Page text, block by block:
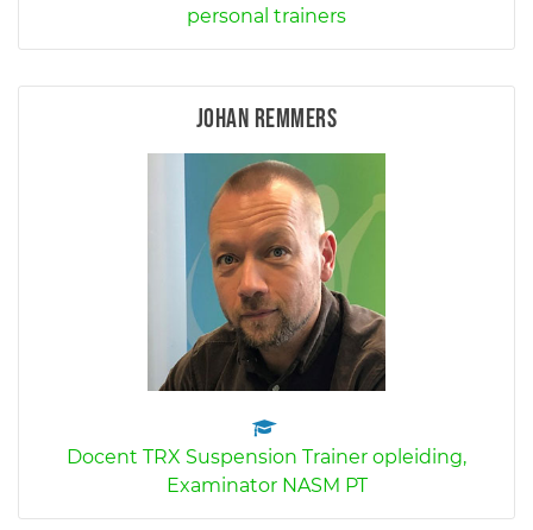
personal trainers
Johan Remmers
Docent TRX Suspension Trainer opleiding,
Examinator NASM PT